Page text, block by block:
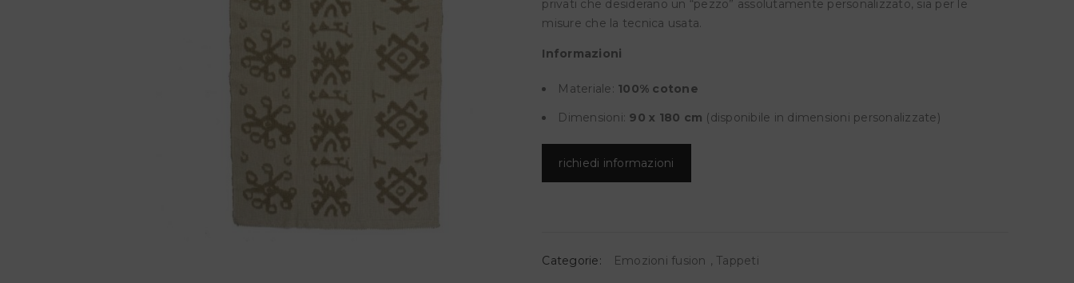
privati che desiderano un “pezzo” assolutamente personalizzato, sia per le
misure che la tecnica usata.
Informazioni
Materiale: 100% cotone
Dimensioni: 90 x 180 cm (disponibile in dimensioni personalizzate)
richiedi informazioni
Categorie: Emozioni fusion , Tappeti